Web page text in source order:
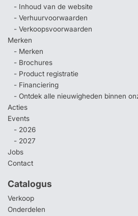
- Inhoud van de website
- Verhuurvoorwaarden
- Verkoopsvoorwaarden
Merken
- Merken
- Brochures
- Product registratie
- Financiering
- Ontdek alle nieuwigheden binnen
Acties
Events
- 2026
- 2027
Jobs
Contact
Catalogus
Verkoop
Onderdelen